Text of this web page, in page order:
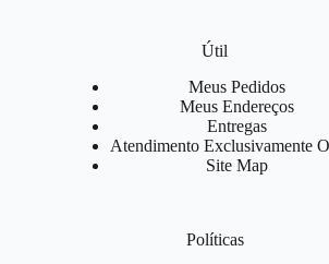
Útil
Meus Pedidos
Meus Endereços
Entregas
Atendimento Exclusivamente
Site Map
Políticas